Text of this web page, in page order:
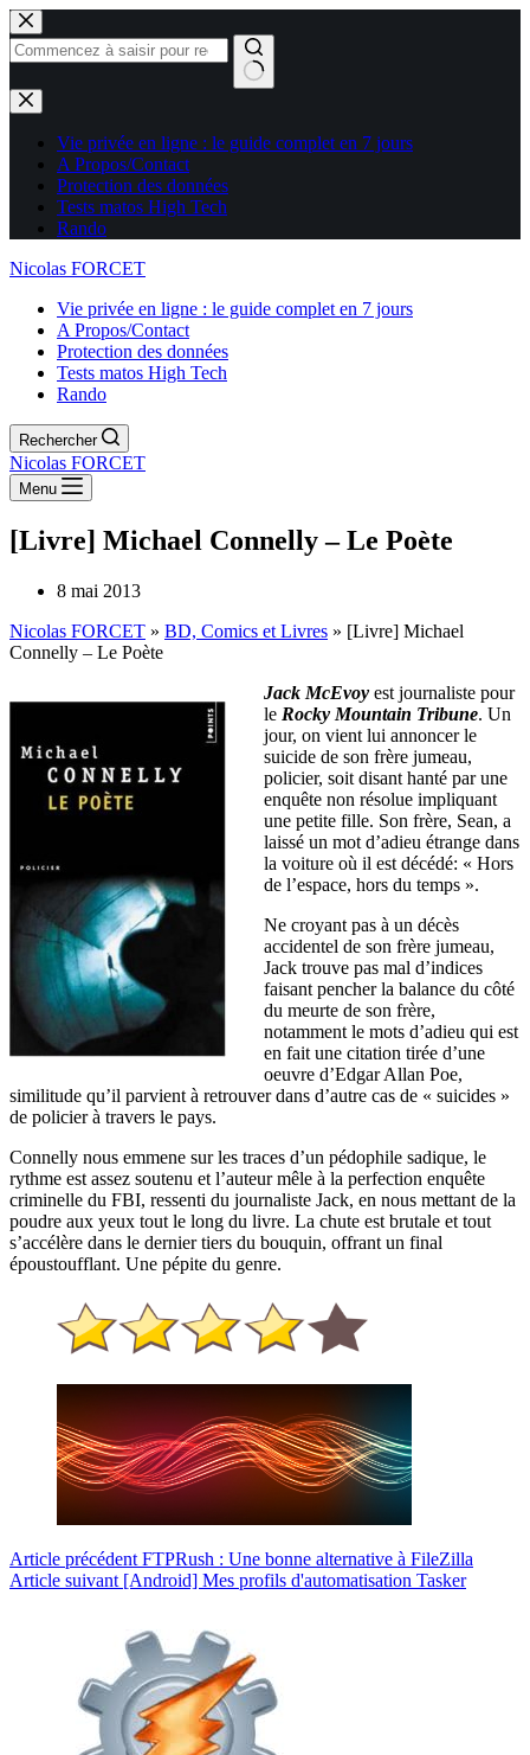
Aucun
résultat
Vie privée en ligne : le guide complet en 7 jours
A Propos/Contact
Protection des données
Tests matos High Tech
Rando
Nicolas FORCET
Vie privée en ligne : le guide complet en 7 jours
A Propos/Contact
Protection des données
Tests matos High Tech
Rando
Rechercher
Nicolas FORCET
Menu
[Livre] Michael Connelly – Le Poète
8 mai 2013
Nicolas FORCET » BD, Comics et Livres » [Livre] Michael
Connelly – Le Poète
Jack McEvoy est journaliste pour
le Rocky Mountain Tribune. Un
jour, on vient lui annoncer le
suicide de son frère jumeau,
policier, soit disant hanté par une
enquête non résolue impliquant
une petite fille. Son frère, Sean, a
laissé un mot d’adieu étrange dans
la voiture où il est décédé: « Hors
de l’espace, hors du temps ».
Ne croyant pas à un décès
accidentel de son frère jumeau,
Jack trouve pas mal d’indices
faisant pencher la balance du côté
du meurte de son frère,
notamment le mots d’adieu qui est
en fait une citation tirée d’une
oeuvre d’Edgar Allan Poe,
similitude qu’il parvient à retrouver dans d’autre cas de « suicides »
de policier à travers le pays.
Connelly nous emmene sur les traces d’un pédophile sadique, le
rythme est assez soutenu et l’auteur mêle à la perfection enquête
criminelle du FBI, ressenti du journaliste Jack, en nous mettant de la
poudre aux yeux tout le long du livre. La chute est brutale et tout
s’accélère dans le dernier tiers du bouquin, offrant un final
époustoufflant. Une pépite du genre.
Article précédent FTPRush : Une bonne alternative à FileZilla
Article suivant [Android] Mes profils d'automatisation Tasker